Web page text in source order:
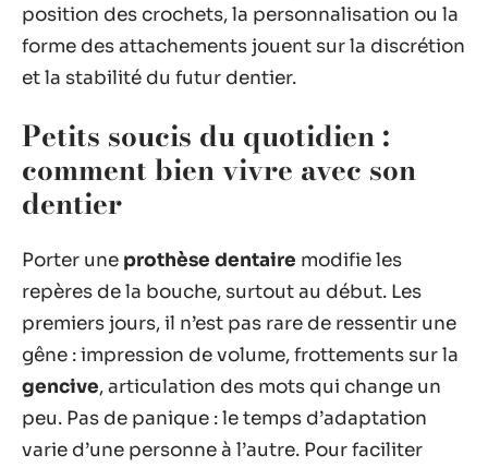
position des crochets, la personnalisation ou la
forme des attachements jouent sur la discrétion
et la stabilité du futur dentier.
Petits soucis du quotidien :
comment bien vivre avec son
dentier
Porter une prothèse dentaire modifie les
repères de la bouche, surtout au début. Les
premiers jours, il n’est pas rare de ressentir une
gêne : impression de volume, frottements sur la
gencive, articulation des mots qui change un
peu. Pas de panique : le temps d’adaptation
varie d’une personne à l’autre. Pour faciliter